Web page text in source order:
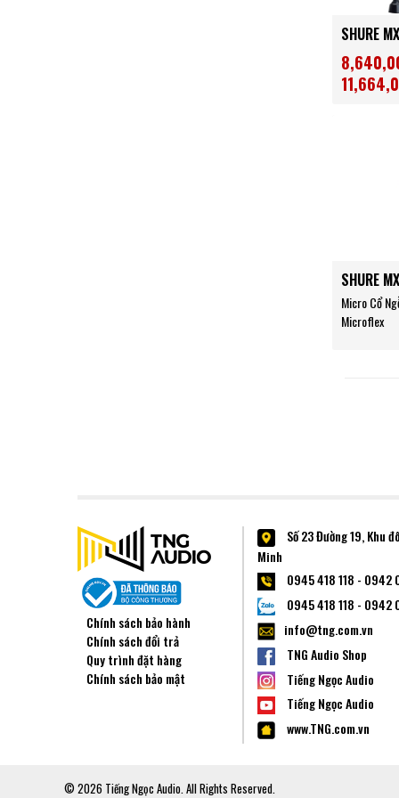
SHURE
SHURE
Micro Cổ
Microflex
Chính sách bảo hành
Chính sách đổi trả
Quy trình đặt hàng
Chính sách bảo mật
Số 23 Đường 19, Khu
Minh
0945 418 118 - 0942
0945 418 118 - 0942
info@tng.com.vn
TNG Audio Shop
Tiếng Ngọc Audio
Tiếng Ngọc Audio
www.TNG.com.vn
© 2026 Tiếng Ngọc Audio. All Rights Reserved.